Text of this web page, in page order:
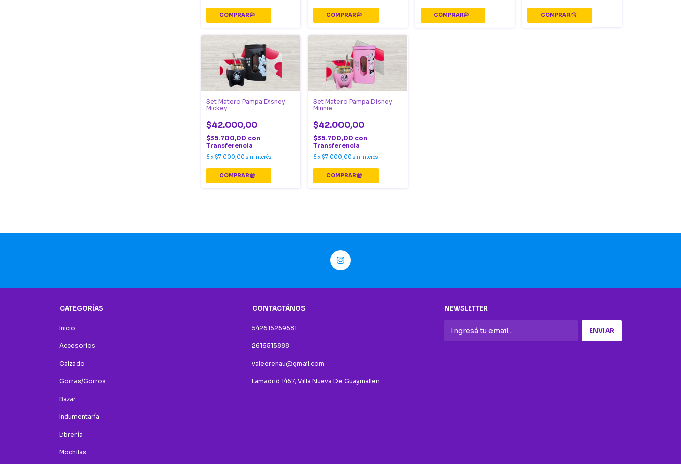
Set Matero Pampa Disney
Mickey
$42.000,00
$35.700,00 con
Transferencia
6 x $7.000,00 sin interés
Set Matero Pampa Disney
Minnie
$42.000,00
$35.700,00 con
Transferencia
6 x $7.000,00 sin interés
CATEGORÍAS
Inicio
Accesorios
Calzado
Gorras/Gorros
Bazar
Indumentaría
Librería
Mochilas
CONTACTÁNOS
542615269681
2616515888
valeerenau@gmail.com
Lamadrid 1467, Villa Nueva De Guaymallen
NEWSLETTER